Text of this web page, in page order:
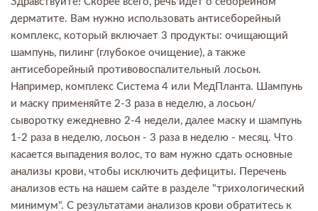
дерматите. Вам нужно использовать антисеборейный
комплекс, который включает 3 продукты: очищающий
шампунь, пилинг (глубокое очищение), а также
антисеборейный противовоспалительный лосьон.
Например, комплекс Система 4 или МедПланта. Шампунь
и маску применяйте 2-3 раза в неделю, а лосьон/
сыворотку ежедневно 2-4 недели, далее маску и шампунь
1-2 раза в неделю, лосьон - 3 раза в неделю - месяц. Что
касается выпадения волос, то вам нужно сдать основные
анализы крови, чтобы исключить дефициты. Перечень
анализов есть на нашем сайте в разделе "трихологический
минимум". С результатами анализов крови обратитесь к